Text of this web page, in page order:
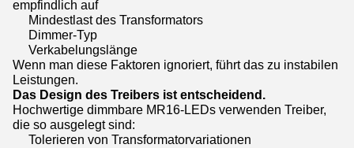
empfindlich auf
Mindestlast des Transformators
Dimmer-Typ
Verkabelungslänge
Wenn man diese Faktoren ignoriert, führt das zu instabilen
Leistungen.
Das Design des Treibers ist entscheidend.
Hochwertige dimmbare MR16-LEDs verwenden Treiber,
die so ausgelegt sind:
Tolerieren von Transformatorvariationen